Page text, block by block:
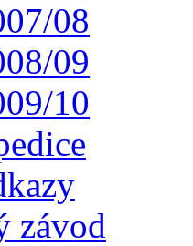
08
09
10
závod